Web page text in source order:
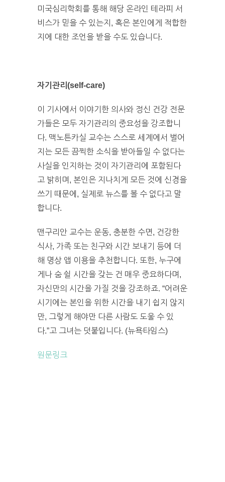
미국심리학회를 통해 해당 온라인 테라피 서
비스가 믿을 수 있는지, 혹은 본인에게 적합한
지에 대한 조언을 받을 수도 있습니다.
자기관리 (self-care)
이 기사에서 이야기한 의사와 정신 건강 전문
가들은 모두 자기관리의 중요성을 강조합니
다. 맥노튼카실 교수는 스스로 세계에서 벌어
지는 모든 끔찍한 소식을 받아들일 수 없다는
사실을 인지하는 것이 자기관리에 포함된다
고 밝히며, 본인은 지나치게 모든 것에 신경을
쓰기 때문에, 실제로 뉴스를 볼 수 없다고 말
합니다.
맨구리안 교수는 운동, 충분한 수면, 건강한
식사, 가족 또는 친구와 시간 보내기 등에 더
해 명상 앱 이용을 추천합니다. 또한, 누구에
게나 숨 쉴 시간을 갖는 건 매우 중요하다며,
자신만의 시간을 가질 것을 강조하죠. “어려운
시기에는 본인을 위한 시간을 내기 쉽지 않지
만, 그렇게 해야만 다른 사람도 도울 수 있
다.”고 그녀는 덧붙입니다. (뉴욕타임스)
원문링크